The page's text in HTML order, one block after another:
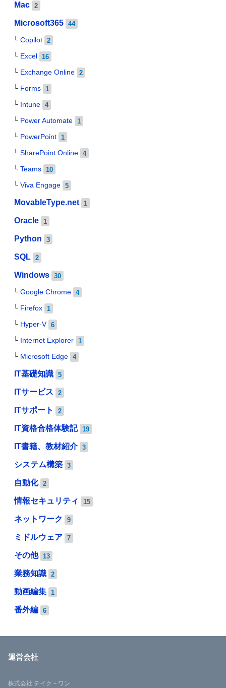
Mac 2
Microsoft365 44
Copilot 2
Excel 16
Exchange Online 2
Forms 1
Intune 4
Power Automate 1
PowerPoint 1
SharePoint Online 4
Teams 10
Viva Engage 5
MovableType.net 1
Oracle 1
Python 3
SQL 2
Windows 30
Google Chrome 4
Firefox 1
Hyper-V 6
Internet Explorer 1
Microsoft Edge 4
IT基礎知識 5
ITサービス 2
ITサポート 2
IT資格合格体験記 19
IT書籍、教材紹介 3
システム構築 3
自動化 2
情報セキュリティ 15
ネットワーク 9
ミドルウェア 7
その他 13
業務知識 2
動画編集 1
番外編 6
運営会社
株式会社 テイク－ワン